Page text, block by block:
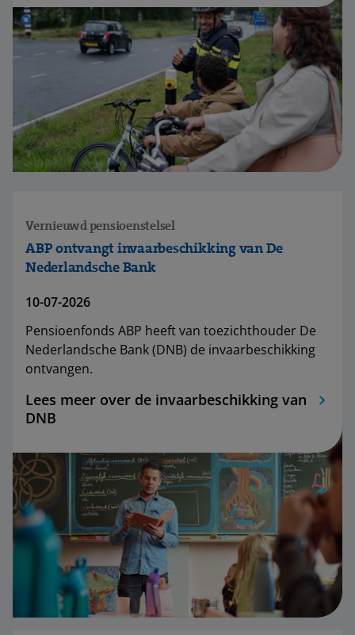
ABP ontvangt invaarbeschikking van De
Nederlandsche Bank
Vernieuwd pensioenstelsel
10-07-2026
Pensioenfonds ABP heeft van toezichthouder De
Nederlandsche Bank (DNB) de invaarbeschikking
ontvangen.
Lees meer over de invaarbeschikking van
DNB